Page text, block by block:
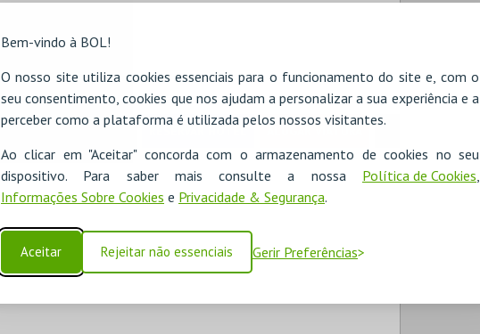
Bem-vindo à BOL!
O nosso site utiliza cookies essenciais para o funcionamento do site e, com o
seu consentimento, cookies que nos ajudam a personalizar a sua experiência e a
perceber como a plataforma é utilizada pelos nossos visitantes.
Ao clicar em "Aceitar" concorda com o armazenamento de cookies no seu
dispositivo. Para saber mais consulte a nossa Política de Cookies,
Informações Sobre Cookies e Privacidade & Segurança.
Aceitar Rejeitar não essenciais Gerir Preferências
RESERVAR HOTEL